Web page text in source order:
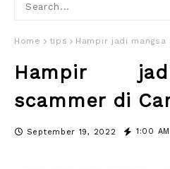
Home tips Hampir jadi
Hampir
scammer di
September 19, 2022 1:00 AM